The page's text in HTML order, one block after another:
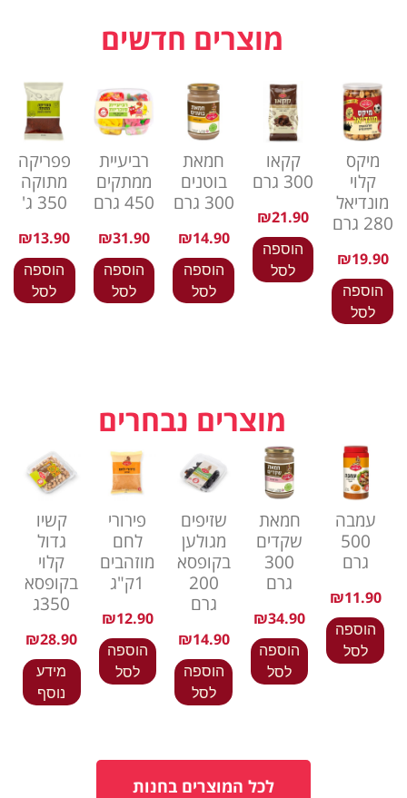
מוצרים חדשים
מיקס
קלוי
מונדיאל
280 גרם
₪19.90
הוספה
לסל
קקאו
300 גרם
₪21.90
הוספה
לסל
חמאת
בוטנים
300 גרם
₪14.90
הוספה
לסל
רביעיית
ממתקים
450 גרם
₪31.90
הוספה
לסל
פפריקה
מתוקה
350 ג'
₪13.90
הוספה
לסל
מוצרים נבחרים
עמבה
500
גרם
₪11.90
הוספה
לסל
חמאת
שקדים
300
גרם
₪34.90
הוספה
לסל
שזיפים
מגולען
בקופסא
200
גרם
₪14.90
הוספה
לסל
פירורי
לחם
מוזהבים
1ק"ג
₪12.90
הוספה
לסל
קשיו
גדול
קלוי
בקופסא
350ג
₪28.90
מידע
נוסף
לכל המוצרים בחנות